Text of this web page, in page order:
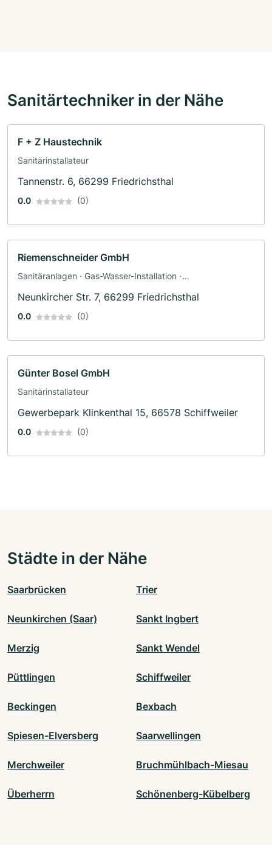
Sanitärtechniker in der Nähe
F + Z Haustechnik
Sanitärinstallateur
Tannenstr. 6, 66299 Friedrichsthal
0.0 (0)
Riemenschneider GmbH
Sanitäranlagen · Gas-Wasser-Installation ·
Neunkircher Str. 7, 66299 Friedrichsthal
0.0 (0)
Günter Bosel GmbH
Sanitärinstallateur
Gewerbepark Klinkenthal 15, 66578 Schiffweiler
0.0 (0)
Städte in der Nähe
Saarbrücken Trier
Neunkirchen (Saar) Sankt Ingbert
Merzig Sankt Wendel
Püttlingen Schiffweiler
Beckingen Bexbach
Spiesen-Elversberg Saarwellingen
Merchweiler Bruchmühlbach-Miesau
Überherrn Schönenberg-Kübelberg